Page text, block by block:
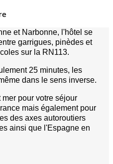
et Narbonne, l'hôtel se
garrigues, pinèdes et
sur la RN113.
25 minutes, les
dans le sens inverse.
mer pour votre séjour
mais également pour
des axes autoroutiers
ainsi que l'Espagne en